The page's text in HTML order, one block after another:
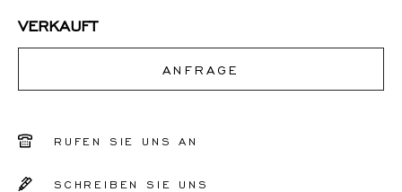
VERKAUFT
ANFRAGE
RUFEN SIE UNS AN
SCHREIBEN SIE UNS